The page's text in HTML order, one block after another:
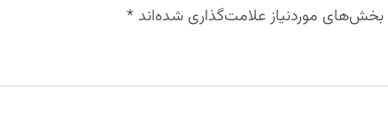
بخش‌های موردنیاز علامت‌گذاری شده‌اند *